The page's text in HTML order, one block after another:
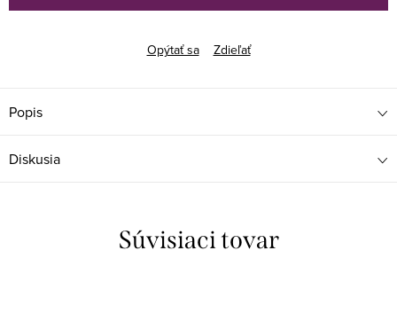
Opýtať sa Zdieľať
Popis
Diskusia
Súvisiaci tovar